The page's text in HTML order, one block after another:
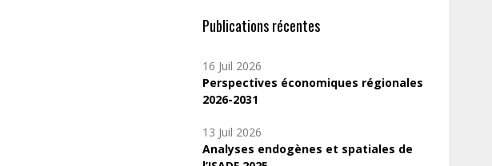
Publications récentes
16 Juil 2026
Perspectives économiques régionales
2026-2031
13 Juil 2026
Analyses endogènes et spatiales de